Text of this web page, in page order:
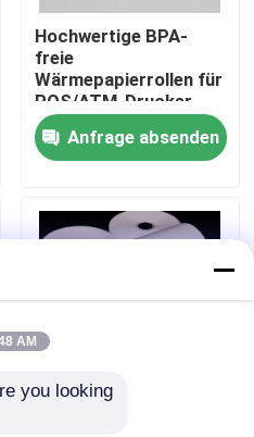
Rolle
Rolle
Hochwertige BPA-
freie
Wärmepapierrollen für
POS/ATM-Drucker
Anfrage absenden
AM
you looking